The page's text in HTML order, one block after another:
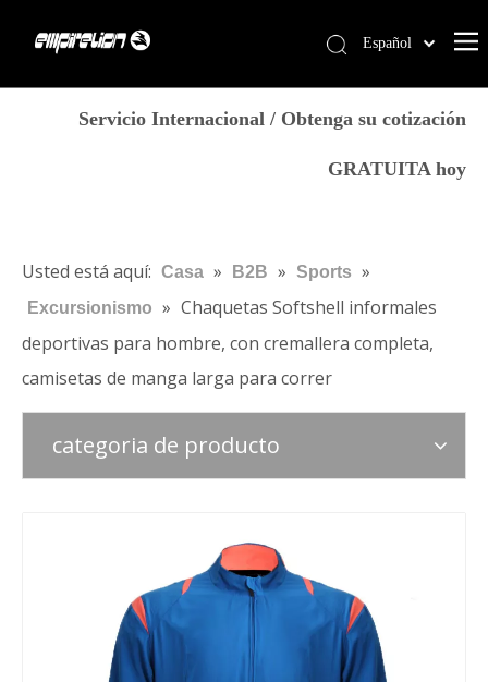
Blog
Contáctenos
Tienda
Español
简体中文
Français
Deutsch
Italiano
Servicio Internacional / Obtenga su cotización
GRATUITA hoy
Usted está aquí: Casa » B2B » Sports »
Excursionismo » Chaquetas Softshell informales
deportivas para hombre, con cremallera completa,
camisetas de manga larga para correr
categoria de producto